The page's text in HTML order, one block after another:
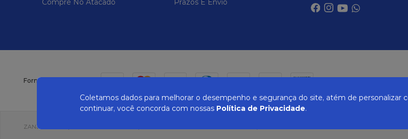
Compre No Atacado Prazos E Envio
Formas de pagamento
ZANEPAN 2022 | CNPJ: 04.319.228/0001-08 | AVENIDA MAURO MIRANDA MADUREIRA, 514 - ELPÍDIO VOLPINI - CACHOEIRO DE ITAPEMIRIM -
Coletamos dados para melhorar o desempenho e segurança do site, atém de personalizar
continuar, você concorda com nossas Política de Privacidade.